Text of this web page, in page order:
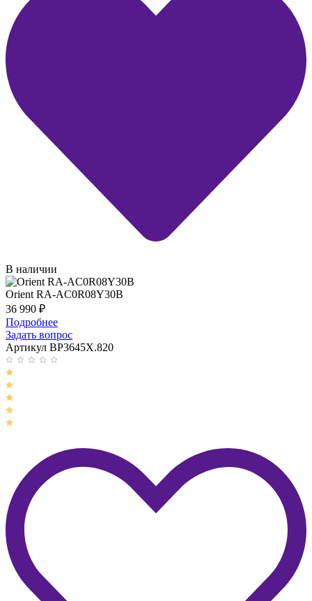
В наличии
Orient RA-AC0R08Y30B
36 990 ₽
Подробнее
Задать вопрос
Артикул BP3645X.820